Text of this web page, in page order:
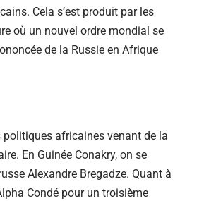
Cela s’est produit par les
où un nouvel ordre mondial se
de la Russie en Afrique
politiques africaines venant de la
En Guinée Conakry, on se
Alexandre Bregadze. Quant à
Condé pour un troisième